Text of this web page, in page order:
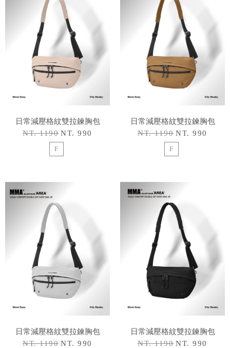
日常減壓格紋雙拉鍊胸包
NT. 1190 NT. 990
F
日常減壓格紋雙拉鍊胸包
NT. 1190 NT. 990
F
日常減壓格紋雙拉鍊胸包
NT. 1190 NT. 990
日常減壓格紋雙拉鍊胸包
NT. 1190 NT. 990